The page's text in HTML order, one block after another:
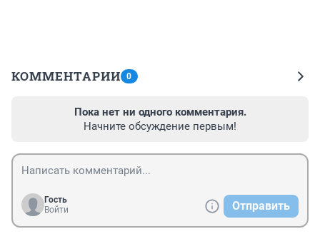
КОММЕНТАРИИ 0
Пока нет ни одного комментария.
Начните обсуждение первым!
Гость
Войти
Отправить